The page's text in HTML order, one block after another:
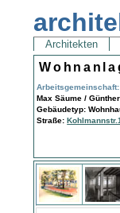
Architekten
Max Säume /
Gebäudetyp:
Straße: